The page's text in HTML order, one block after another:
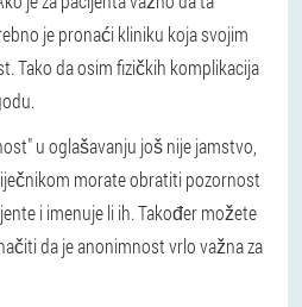
je pronaći kliniku koja svojim
Tako da osim fizičkih komplikacija
u oglašavanju još nije jamstvo,
morate obratiti pozornost
i imenuje li ih. Također možete
da je anonimnost vrlo važna za